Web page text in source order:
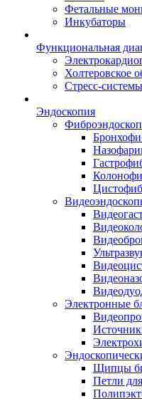
Фетальные
Инкубаторы
Функциональная
Холтеровское
Стресс-системы
Эндоскопия
Электронные
Щипцы
Петли